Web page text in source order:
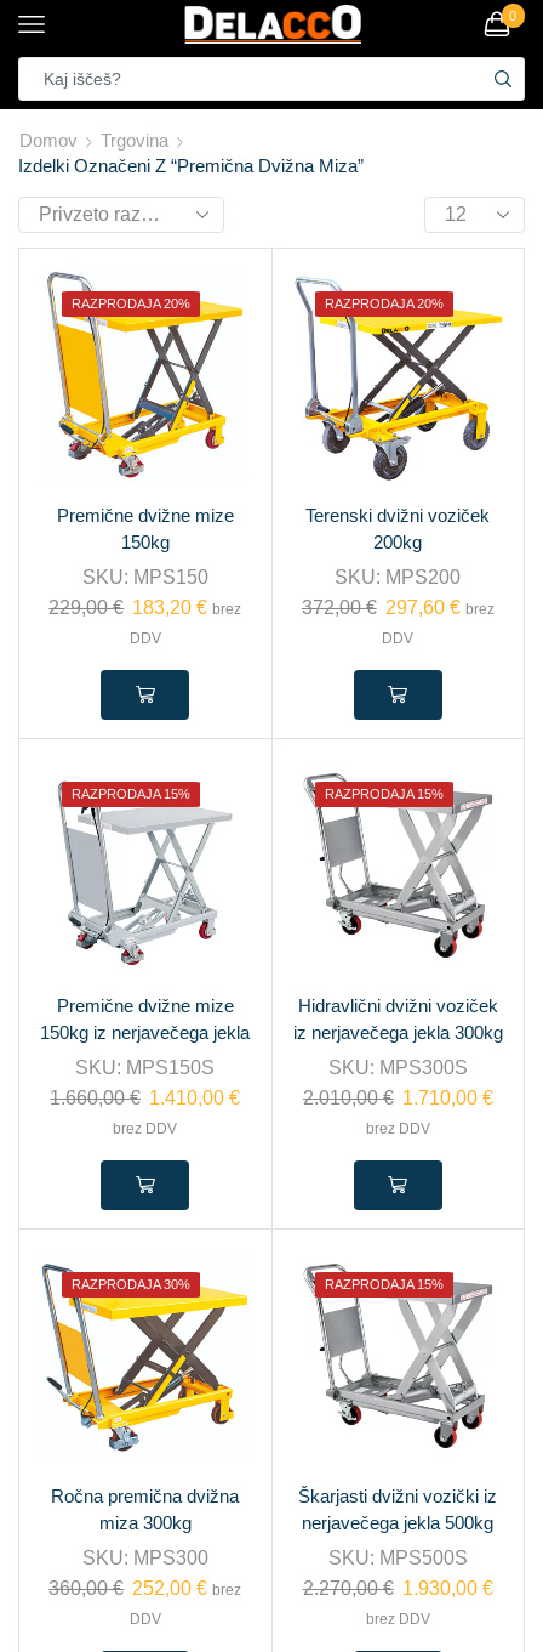
0
Domov
Trgovina
Izdelki Označeni Z “premična Dvižna Miza”
RAZPRODAJA 20%
Premične dvižne mize
150kg
SKU: MPS150
229,00€ 183,20€ brez
DDV
RAZPRODAJA 20%
Terenski dvižni voziček
200kg
SKU: MPS200
372,00€ 297,60 € brez
DDV
RAZPRODAJA 15%
Premične dvižne mize
150kg iz nerjavečega jekla
SKU: MPS150S
1.660,00€ 1.410,00€
brez DDV
RAZPRODAJA 15%
Hidravlični dvižni voziček
iz nerjavečega jekla 300kg
SKU: MPS300S
2.010,00€ 1.710,00 €
brez DDV
RAZPRODAJA 30%
Ročna premična dvižna
miza 300kg
SKU: MPS300
360,00€ 252,00€ brez
DDV
RAZPRODAJA 15%
Škarjasti dvižni vozički iz
nerjavečega jekla 500kg
SKU: MPS500S
2.270,00€ 1.930,00 €
brez DDV